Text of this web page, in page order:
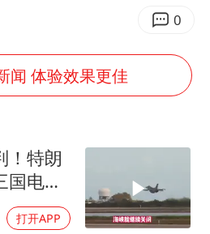
河南某医院2.33亿工程串标案细节披露
的仪式感
朱雨玲晋级WTT横滨冠军赛女单八强
方之约 相约未来
0
闻 体验效果更佳
！特朗
国电话
打开APP